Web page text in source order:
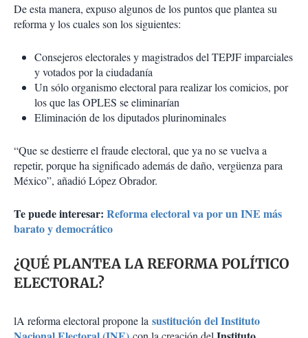
De esta manera, expuso algunos de los puntos que plantea su
reforma y los cuales son los siguientes:
Consejeros electorales y magistrados del TEPJF imparciales
y votados por la ciudadanía
Un sólo organismo electoral para realizar los comicios, por
los que las OPLES se eliminarían
Eliminación de los diputados plurinominales
“Que se destierre el fraude electoral, que ya no se vuelva a
repetir, porque ha significado además de daño, vergüenza para
México”, añadió López Obrador.
Te puede interesar: Reforma electoral va por un INE más
barato y democrático
¿QUÉ PLANTEA LA REFORMA POLÍTICO
ELECTORAL?
lA reforma electoral propone la sustitución del Instituto